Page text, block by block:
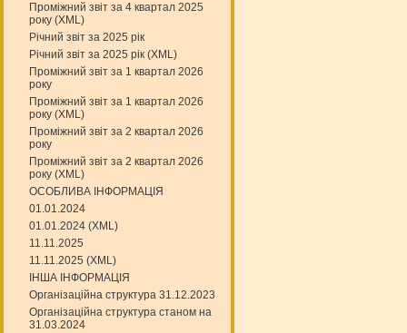
Проміжний звіт за 4 квартал 2025
року (XML)
Річний звіт за 2025 рік
Річний звіт за 2025 рік (XML)
Проміжний звіт за 1 квартал 2026
року
Проміжний звіт за 1 квартал 2026
року (XML)
Проміжний звіт за 2 квартал 2026
року
Проміжний звіт за 2 квартал 2026
року (XML)
ОСОБЛИВА ІНФОРМАЦІЯ
01.01.2024
01.01.2024 (XML)
11.11.2025
11.11.2025 (XML)
ІНША ІНФОРМАЦІЯ
Організаційна структура 31.12.2023
Організаційна структура станом на
31.03.2024